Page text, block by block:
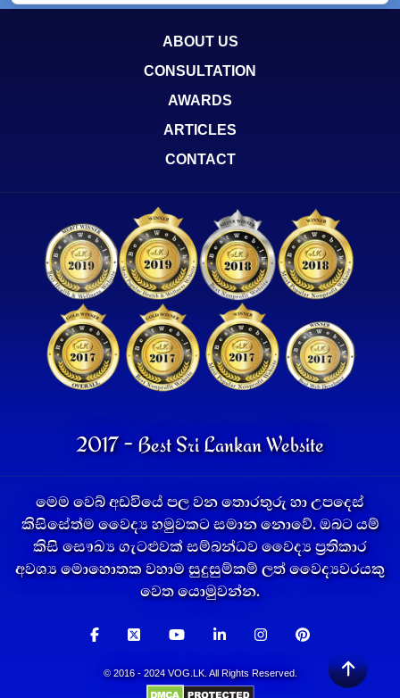
ABOUT US
CONSULTATION
AWARDS
ARTICLES
CONTACT
2017 - Best Sri Lankan Website
මෙම වෙබ් අඩවියේ පල වන තොරතුරු හා උපදෙස්
කිසිසේත්ම වෛද්‍ය හමුවකට සමාන නොවේ. ඔබට යම්
කිසි සෞඛ්‍ය ගැටළුවක් සම්බන්ධව වෛද්‍ය ප්‍රතිකාර
අවශ්‍ය මොහොතක වහාම සුදුසුම්කම් ලත් වෛද්‍යවරයකු
වෙත යොමුවන්න.
© 2016 - 2024 VOG.LK. All Rights Reserved.